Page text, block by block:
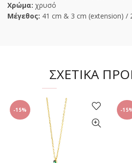
Χρώμα: χρυσό
Μέγεθος: 41 cm & 3 cm (extension) /
ΣΧΕΤΙΚΆ
-15% -